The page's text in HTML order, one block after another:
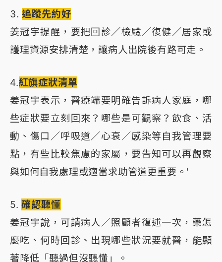
3.追蹤先約好
姜冠宇提醒，要把回診／檢驗／復健／居家或
護理資源安排清楚，讓病人出院後有路可走。
4.紅旗症狀清單
姜冠宇表示，醫療端要明確告訴病人家庭，哪
些症狀要立刻回來？哪些是可觀察？飲食、活
動、傷口／呼吸道／心衰／感染等自我管理要
點，有些比較焦慮的家屬，要告知可以再觀察
與如何自我處理或適當求助管道更重要。'
5.確認聽懂
姜冠宇說，可請病人／照顧者復述一次，藥怎
麼吃、何時回診、出現哪些狀況要就醫，能顯
著降低「聽過但沒聽懂」。